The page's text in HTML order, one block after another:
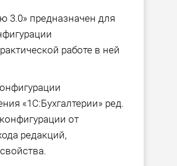
3.0» предназначен для
работе в ней
«1С:Бухгалтерии» ред.
от
редакций,